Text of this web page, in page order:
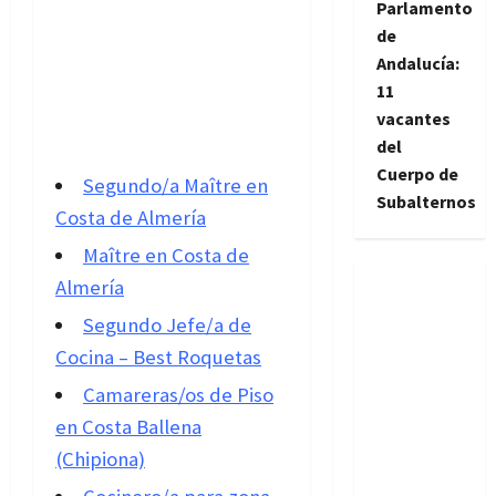
Segundo/a Maître en
Costa de Almería
Maître en Costa de
Almería
Segundo Jefe/a de
Cocina – Best Roquetas
Camareras/os de Piso
en Costa Ballena
(Chipiona)
Parlamento
de
Andalucía:
11
vacantes
del
Cuerpo de
Subalternos